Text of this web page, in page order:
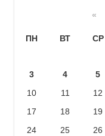
«
ПН ВТ СР
3
4 5
10
11 12
17
18 19
24
25 26